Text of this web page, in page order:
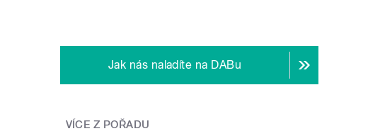
Jak nás naladíte na DABu
VÍCE Z POŘADU